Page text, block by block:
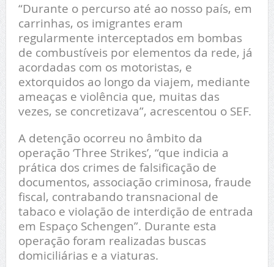
“Durante o percurso até ao nosso país, em
carrinhas, os imigrantes eram
regularmente interceptados em bombas
de combustíveis por elementos da rede, já
acordadas com os motoristas, e
extorquidos ao longo da viajem, mediante
ameaças e violência que, muitas das
vezes, se concretizava”, acrescentou o SEF.
A detenção ocorreu no âmbito da
operação ‘Three Strikes’, “que indicia a
prática dos crimes de falsificação de
documentos, associação criminosa, fraude
fiscal, contrabando transnacional de
tabaco e violação de interdição de entrada
em Espaço Schengen”. Durante esta
operação foram realizadas buscas
domiciliárias e a viaturas.